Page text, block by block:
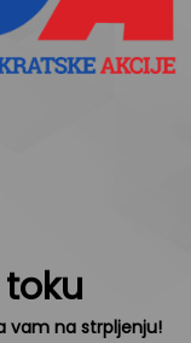
vam na strpljenju!